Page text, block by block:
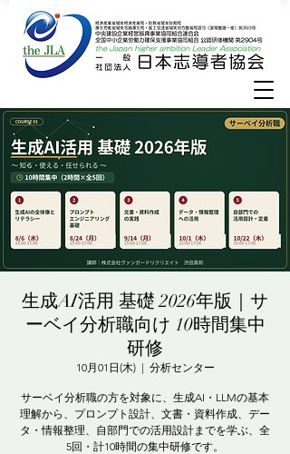
生成AI活用 基礎 2026年版｜サ
ーベイ分析職向け 10時間集中
研修
10月01日(木)
  |
分析センター
サーベイ分析職の方を対象に、生成AI・LLMの基本
理解から、プロンプト設計、文書・資料作成、デー
タ・情報整理、自部門での活用設計までを学ぶ、全
5回・計10時間の集中研修です。